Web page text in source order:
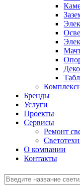
Бренды
Услуги
Проекты
Сервисы
Ремонт
О компании
Контакты